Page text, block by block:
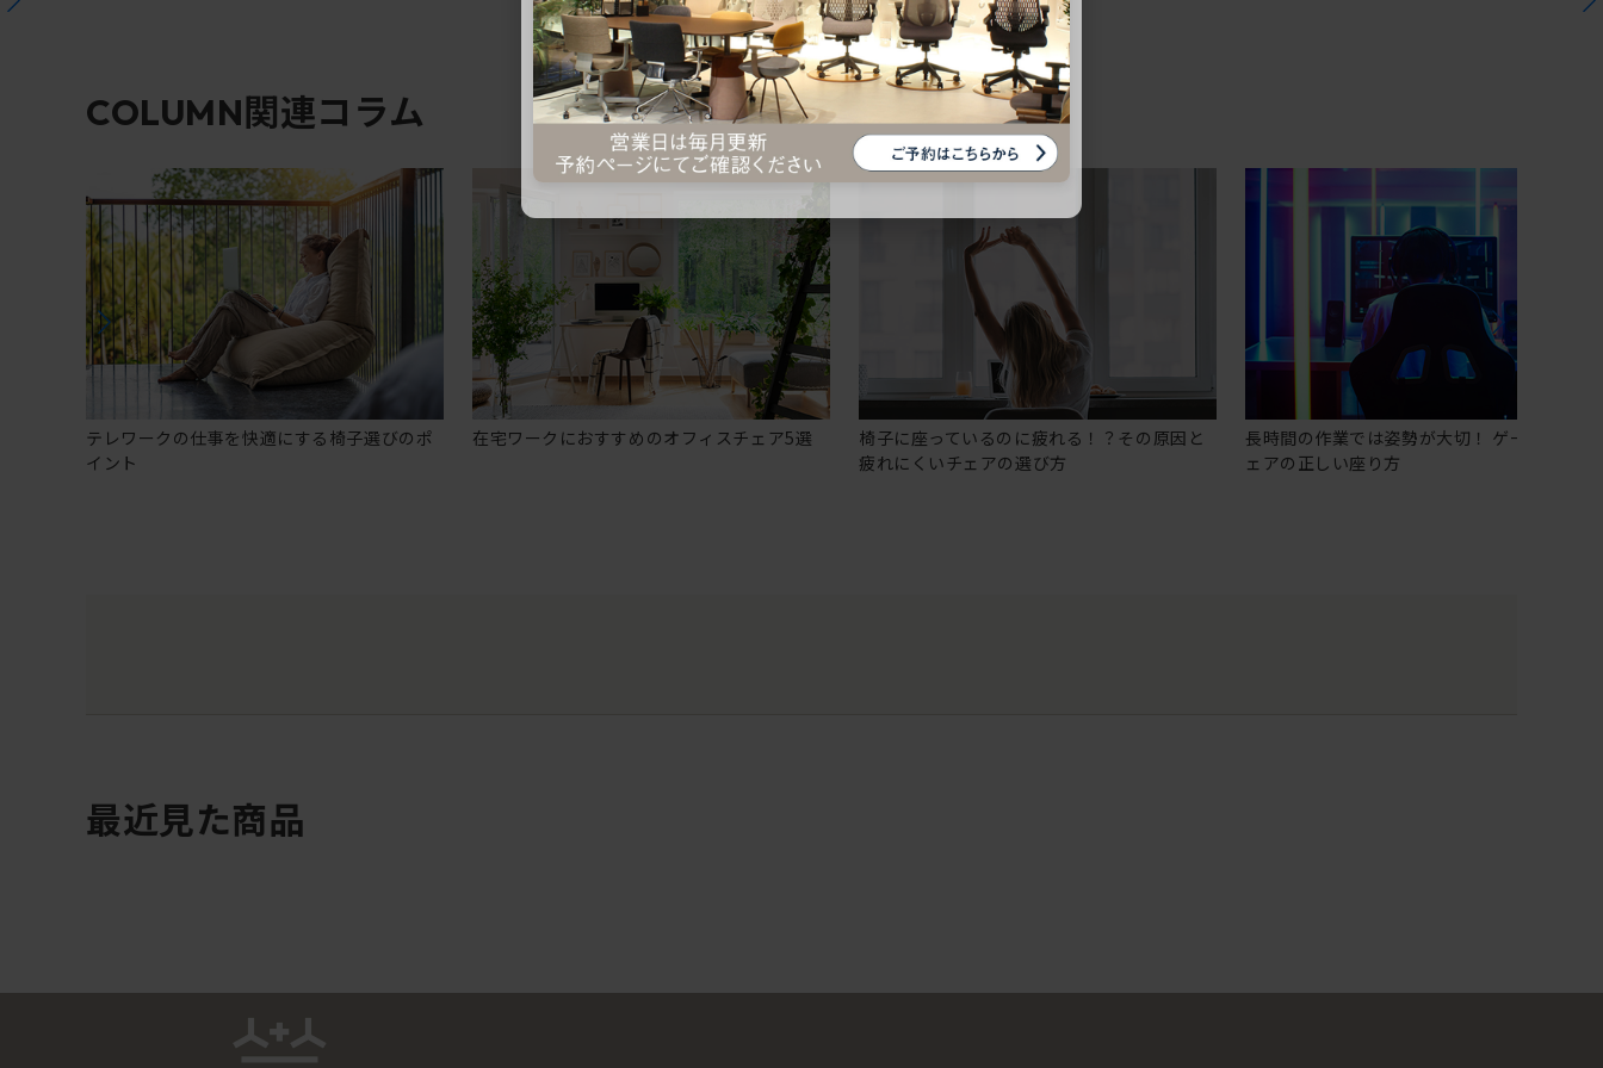
COLUMN関連コラム
テレワークの仕事を快適にする椅子選びのポ
イント
在宅ワークにおすすめのオフィスチェア5選
椅子に座っているのに疲れる！？その原因と
疲れにくいチェアの選び方
長時間の作業では姿勢が大切！ ゲーミングチ
ェアの正しい座り方
最近見た商品